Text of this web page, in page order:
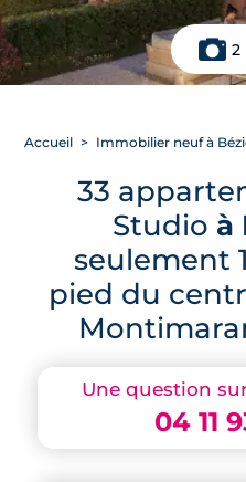
2
Une question
04 11
Accueil Immobilier neuf à
33
Studio à
seulement
pied du